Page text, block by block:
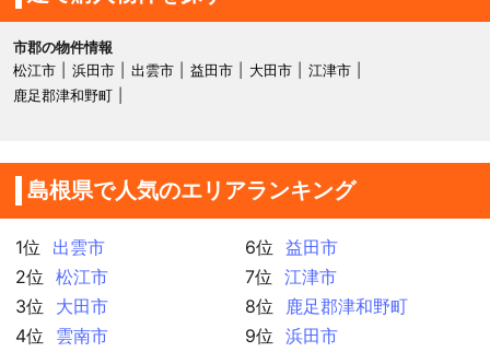
市郡の物件情報
松江市
浜田市 出雲市 益田市 大田市
江津市
鹿足郡津和野町
島根県で人気のエリアランキング
1位
出雲市
2位
松江市
3位
大田市
4位
雲南市
6位
益田市
7位
江津市
8位
鹿足郡津和野町
9位
浜田市